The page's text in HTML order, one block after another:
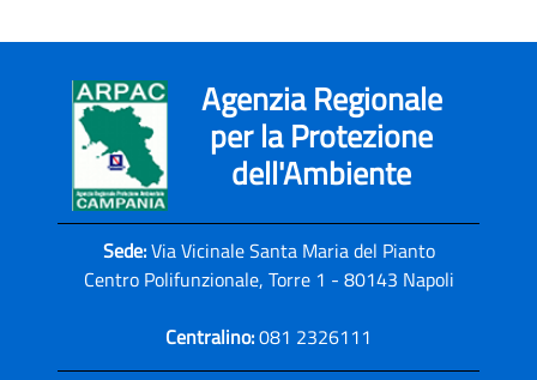
Agenzia Regionale
per la Protezione
dell'Ambiente
Sede:Via Vicinale Santa Maria del Pianto
Centro Polifunzionale, Torre 1 - 80143 Napoli
Centralino:081 2326111